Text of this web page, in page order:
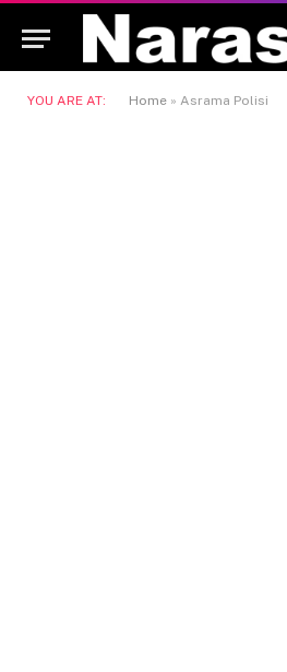
YOU ARE AT: Home » Asrama Polisi